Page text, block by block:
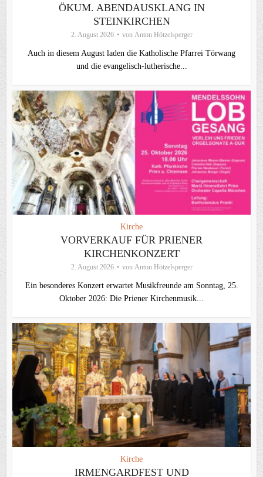
ÖKUM. ABENDAUSKLANG IN
STEINKIRCHEN
2. August 2026 von Anton Hötzelsperger
Auch in diesem August laden die Katholische Pfarrei Törwang
und die evangelisch‑lutherische...
Kirche
VORVERKAUF FÜR PRIENER
KIRCHENKONZERT
2. August 2026 von Anton Hötzelsperger
Ein besonderes Konzert erwartet Musikfreunde am Sonntag, 25.
Oktober 2026: Die Priener Kirchenmusik...
Kirche
IRMENGARDFEST UND